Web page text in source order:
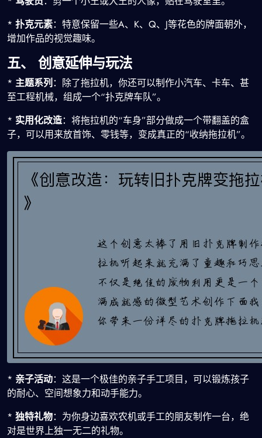
* 扑克元素：特意保留一些A、K、Q、J等花色的牌面朝外，
增加作品的视觉趣味。
五、 创意延伸与玩法
* 主题系列 ：除了拖拉机，你还可以制作小汽车、卡车、甚
至工程机械，组成一个“扑克牌车队”。
* 实用化改造：将拖拉机的“车身”部分做成一个带翻盖的盒
子，可以用来放首饰、零钱等，变成真正的“收纳拖拉机”。
* 亲子活动：这是一个极佳的亲子手工项目，可以锻炼孩子
的耐心、空间想象力和动手能力。
* 独特礼物：为你身边喜欢农机或手工的朋友制作一台，绝
对是世界上独一无二的礼物。